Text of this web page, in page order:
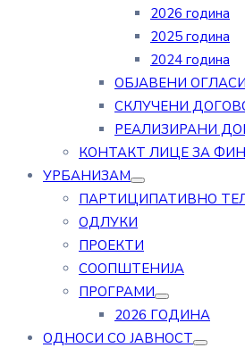
2026 година
2025 година
2024 година
ОБЈАВЕНИ ОГЛАСИ
СКЛУЧЕНИ
РЕАЛИЗИРАНИ
КОНТАКТ ЛИЦЕ ЗА
УРБАНИЗАМ
ПАРТИЦИПАТИВНО
ОДЛУКИ
ПРОЕКТИ
СООПШТЕНИЈА
ПРОГРАМИ
2026 ГОДИНА
ОДНОСИ СО ЈАВНОСТ